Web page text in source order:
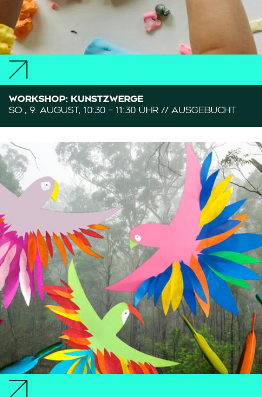
WORKSHOP: KUNSTZWERGE
SO., 9. AUGUST, 10:30 – 11:30 UHR // AUSGEBUCHT